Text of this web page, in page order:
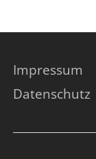
Impressum
Datenschutz